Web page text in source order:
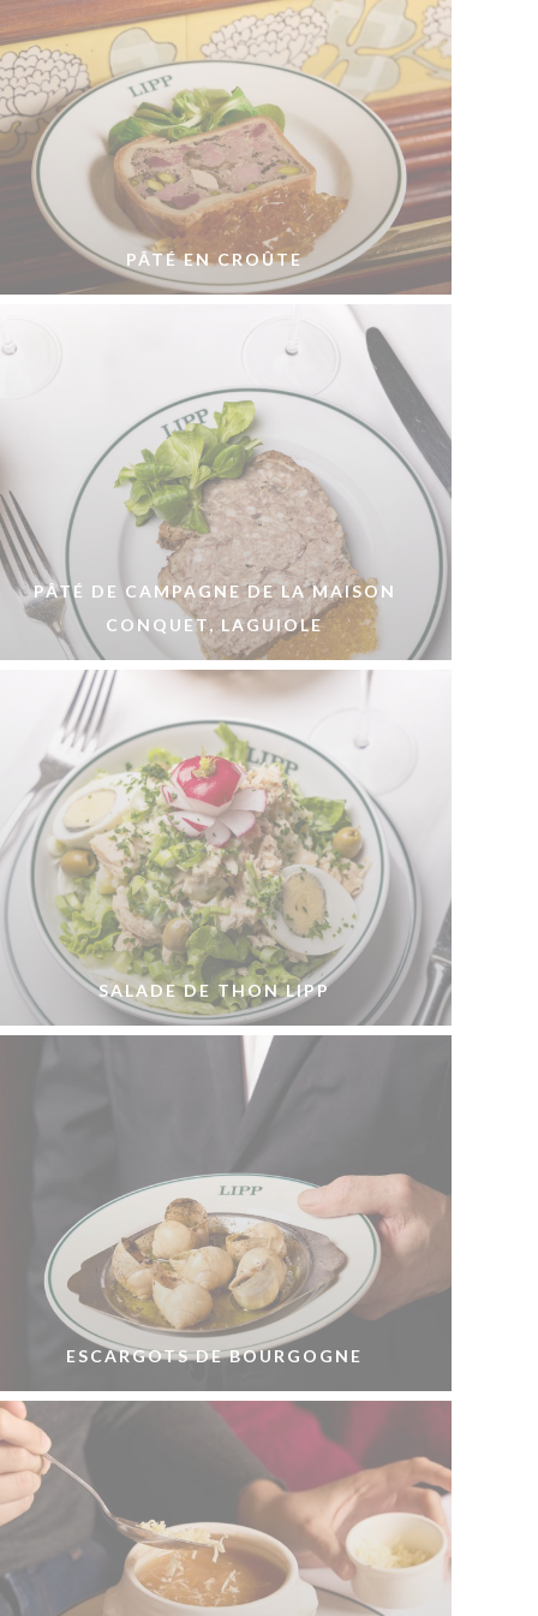
PÂTÉ EN CROÛTE
PÂTÉ DE CAMPAGNE DE LA MAISON
CONQUET, LAGUIOLE
SALADE DE THON LIPP
ESCARGOTS DE BOURGOGNE